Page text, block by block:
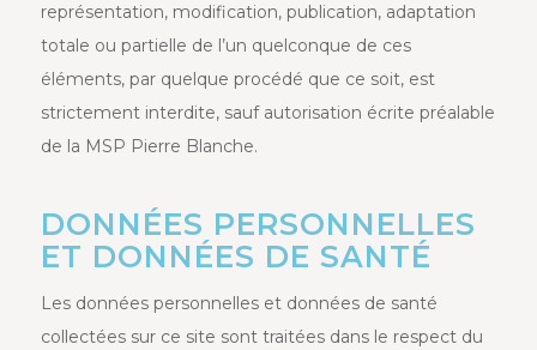
représentation, modification, publication, adaptation
totale ou partielle de l’un quelconque de ces
éléments, par quelque procédé que ce soit, est
strictement interdite, sauf autorisation écrite préalable
de la MSP Pierre Blanche.
DONNÉES PERSONNELLES
ET DONNÉES DE SANTÉ
Les données personnelles et données de santé
collectées sur ce site sont traitées dans le respect du